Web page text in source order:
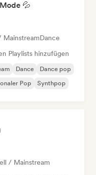
💦
MainstreamDance
Playlists hinzufügen
Dance
Dance pop
Pop Synthpop
/ Mainstream